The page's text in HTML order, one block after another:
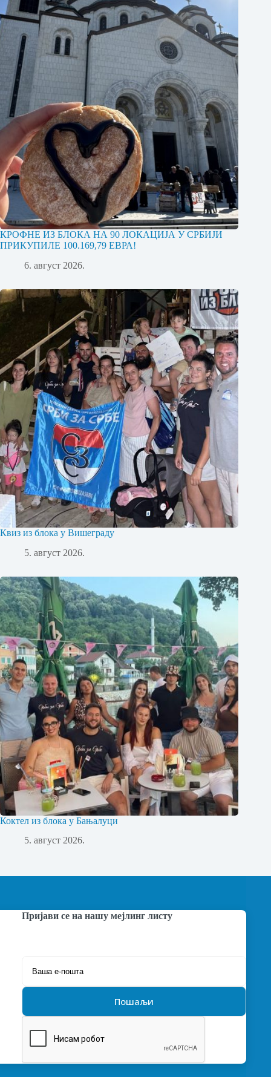
КРОФНЕ ИЗ БЛОКА НА 90 ЛОКАЦИЈА У СРБИЈИ
ПРИКУПИЛЕ 100.169,79 ЕВРА!
6. август 2026.
Квиз из блока у Вишеграду
5. август 2026.
Коктел из блока у Бањалуци
5. август 2026.
Пријави се на нашу мејлинг листу